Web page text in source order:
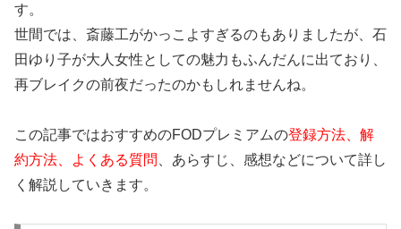
す。
世間では、斎藤工がかっこよすぎるのもありましたが、石
田ゆり子が大人女性としての魅力もふんだんに出ており、
再ブレイクの前夜だったのかもしれませんね。
この記事ではおすすめのFODプレミアムの登録方法、解
約方法、よくある質問
、あらすじ、感想などについて詳し
く解説していきます。